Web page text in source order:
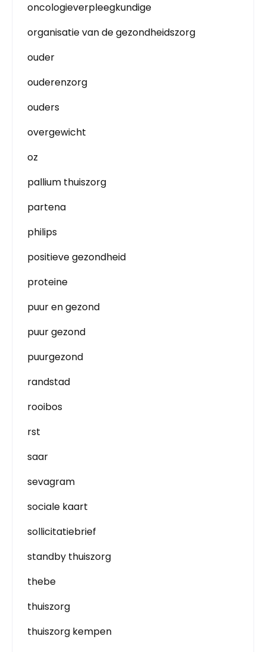
oncologieverpleegkundige
organisatie van de gezondheidszorg
ouder
ouderenzorg
ouders
overgewicht
oz
pallium thuiszorg
partena
philips
positieve gezondheid
proteine
puur en gezond
puur gezond
puurgezond
randstad
rooibos
rst
saar
sevagram
sociale kaart
sollicitatiebrief
standby thuiszorg
thebe
thuiszorg
thuiszorg kempen